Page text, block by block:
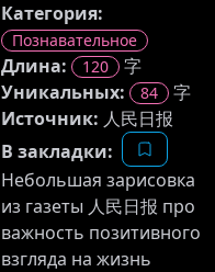
Категория:
Познавательное
Длина: 120
字
Уникальных:
84
字
Источник: 人民日报
В закладки:
Небольшая зарисовка
из газеты 人民日报 про
важность позитивного
взгляда на жизнь